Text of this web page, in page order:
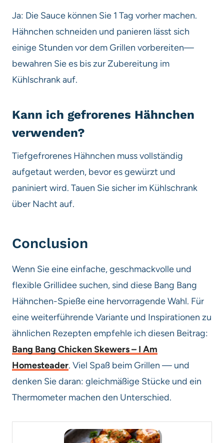
Ja: Die Sauce können Sie 1 Tag vorher machen.
Hähnchen schneiden und panieren lässt sich
einige Stunden vor dem Grillen vorbereiten—
bewahren Sie es bis zur Zubereitung im
Kühlschrank auf.
Kann ich gefrorenes Hähnchen
verwenden?
Tiefgefrorenes Hähnchen muss vollständig
aufgetaut werden, bevor es gewürzt und
paniniert wird. Tauen Sie sicher im Kühlschrank
über Nacht auf.
Conclusion
Wenn Sie eine einfache, geschmackvolle und
flexible Grillidee suchen, sind diese Bang Bang
Hähnchen-Spieße eine hervorragende Wahl. Für
eine weiterführende Variante und Inspirationen zu
ähnlichen Rezepten empfehle ich diesen Beitrag:
Bang Bang Chicken Skewers – I Am
Homesteader. Viel Spaß beim Grillen — und
denken Sie daran: gleichmäßige Stücke und ein
Thermometer machen den Unterschied.